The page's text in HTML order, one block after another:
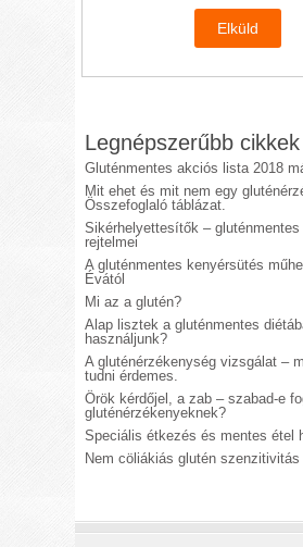
Legnépszerűbb cikkek
Gluténmentes akciós lista 2018
Mit ehet és mit nem egy
Összefoglaló táblázat.
Sikérhelyettesítők –
rejtelmei
A gluténmentes kenyérsütés
Évától
Mi az a glutén?
Alap lisztek a gluténmentes
használjunk?
A gluténérzékenység vizsgálat –
tudni érdemes.
Örök kérdőjel, a zab – szabad-e
gluténérzékenyeknek?
Speciális étkezés és mentes étel
Nem cöliákiás glutén szenzitivitás